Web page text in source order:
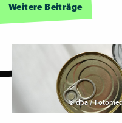
Weitere Beiträge
©dpa /